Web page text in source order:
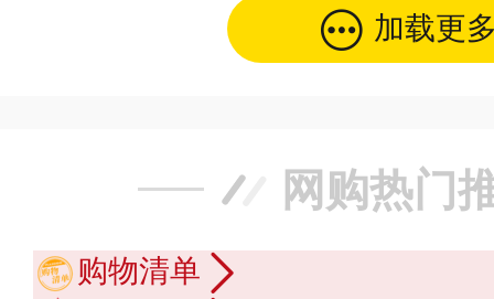
加载更
网购热门
购物清单